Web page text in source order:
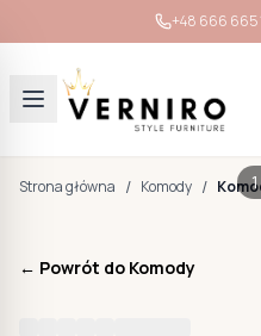
+48 666 665
Strona główna / Komody / 1
← Powrót do Komody